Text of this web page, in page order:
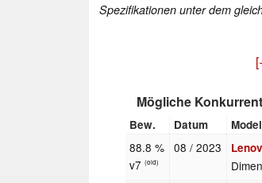
Spezifikationen unter dem
Mögliche
Bew. Datum
88.8 %
v7(old)
08 / 2023